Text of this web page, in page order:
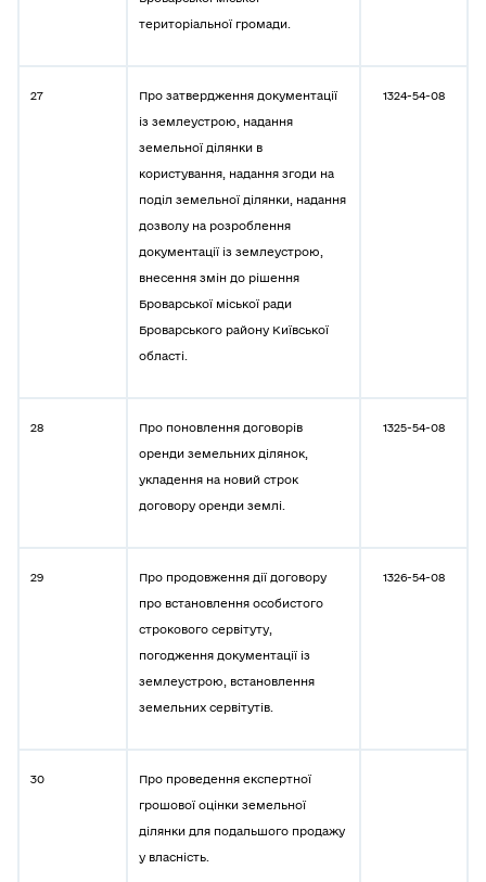
територіальної громади.
27
Про затвердження документації
із землеустрою, надання
земельної ділянки в
користування, надання згоди на
поділ земельної ділянки, надання
дозволу на розроблення
документації із землеустрою,
внесення змін до рішення
Броварської міської ради
Броварського району Київської
області.
1324-54-08
28
Про поновлення договорів
оренди земельних ділянок,
укладення на новий строк
договору оренди землі.
1325-54-08
29
Про продовження дії договору
про встановлення особистого
строкового сервітуту,
погодження документації із
землеустрою, встановлення
земельних сервітутів.
1326-54-08
30
Про проведення експертної
грошової оцінки земельної
ділянки для подальшого продажу
у власність.